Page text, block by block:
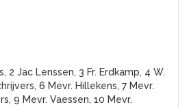
2 Jac Lenssen, 3 Fr. Erdkamp, 4 W.
6 Mevr. Hillekens, 7 Mevr.
9 Mevr. Vaessen, 10 Mevr.